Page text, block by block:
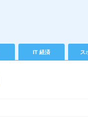
IT 経済 ス